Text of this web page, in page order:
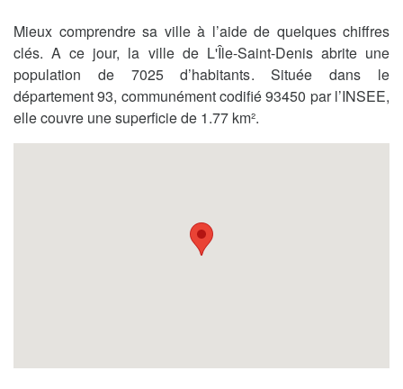
Mieux comprendre sa ville à l’aide de quelques chiffres
clés. A ce jour, la ville de L'Île-Saint-Denis abrite une
population de 7025 d’habitants. Située dans le
département 93, communément codifié 93450 par l’INSEE,
elle couvre une superficie de 1.77 km².